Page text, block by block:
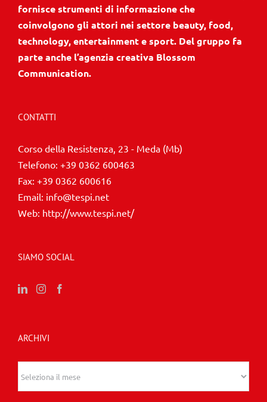
fornisce strumenti di informazione che
coinvolgono gli attori nei settore beauty, food,
technology, entertainment e sport. Del gruppo fa
parte anche l’agenzia creativa Blossom
Communication.
CONTATTI
Corso della Resistenza, 23 - Meda (Mb)
Telefono: +39 0362 600463
Fax: +39 0362 600616
Email: info@tespi.net
Web: http://www.tespi.net/
SIAMO SOCIAL
ARCHIVI